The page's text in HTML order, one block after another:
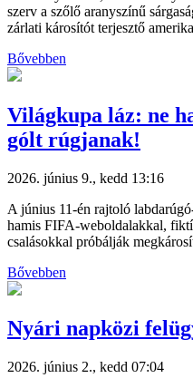
szerv a szőlő aranyszínű
zárlati károsítót terjesztő
Bővebben
Világkupa láz: ne
gólt rúgjanak!
2026. június 9., kedd 13:16
A június 11-én rajtoló
hamis FIFA-weboldalakkal,
csalásokkal próbálják
Bővebben
Nyári napközi
2026. június 2., kedd 07:04